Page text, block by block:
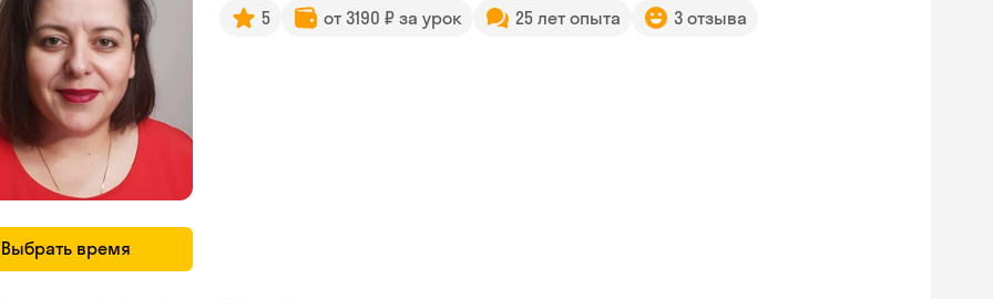
Выбрать время
5 от 3190 ₽ за урок 25 лет опыта 3 отзыва